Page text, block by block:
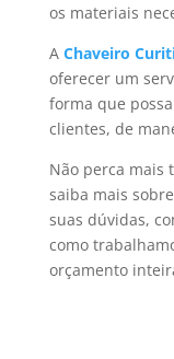
os materiais
A Chaveiro
oferecer um
forma que
clientes, de
Não perca mais
saiba mais
suas dúvidas,
como
orçamento